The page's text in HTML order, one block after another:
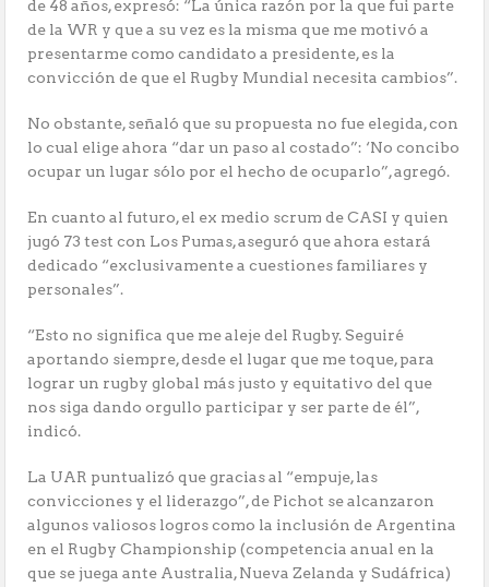
de 48 años, expresó: “La única razón por la que fui parte
de la WR y que a su vez es la misma que me motivó a
presentarme como candidato a presidente, es la
convicción de que el Rugby Mundial necesita cambios”.
No obstante, señaló que su propuesta no fue elegida, con
lo cual elige ahora “dar un paso al costado”: ‘No concibo
ocupar un lugar sólo por el hecho de ocuparlo”, agregó.
En cuanto al futuro, el ex medio scrum de CASI y quien
jugó 73 test con Los Pumas, aseguró que ahora estará
dedicado “exclusivamente a cuestiones familiares y
personales”.
“Esto no significa que me aleje del Rugby. Seguiré
aportando siempre, desde el lugar que me toque, para
lograr un rugby global más justo y equitativo del que
nos siga dando orgullo participar y ser parte de él”,
indicó.
La UAR puntualizó que gracias al “empuje, las
convicciones y el liderazgo”, de Pichot se alcanzaron
algunos valiosos logros como la inclusión de Argentina
en el Rugby Championship (competencia anual en la
que se juega ante Australia, Nueva Zelanda y Sudáfrica)